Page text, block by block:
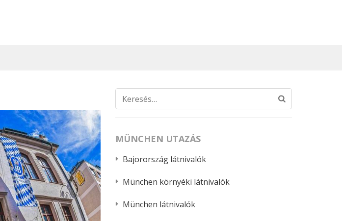
Keresés:
MÜNCHEN UTAZÁS
Bajorország látnivalók
München környéki látnivalók
München látnivalók